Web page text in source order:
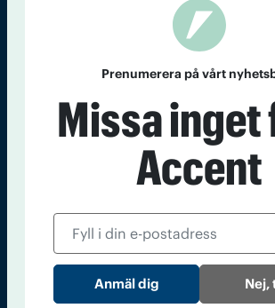
Chefredaktör och ansvarig utgivare: Barbro
barbro@a4.se.
Kontakt Om Tidningen Tidningsarkiv
Läs tidigare
Accent
Prenumerera på vårt
Missa inget
Accent
Nej,